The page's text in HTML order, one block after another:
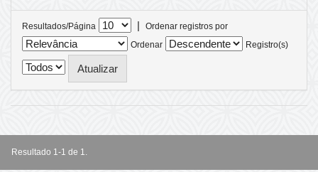
Resultados/Página |
Ordenar registros por
Ordenar
Registro(s)
Resultado 1-1 de 1.